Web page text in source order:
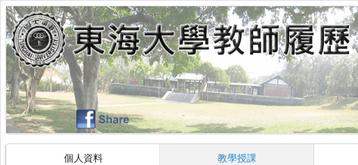
個人資料 教學授課